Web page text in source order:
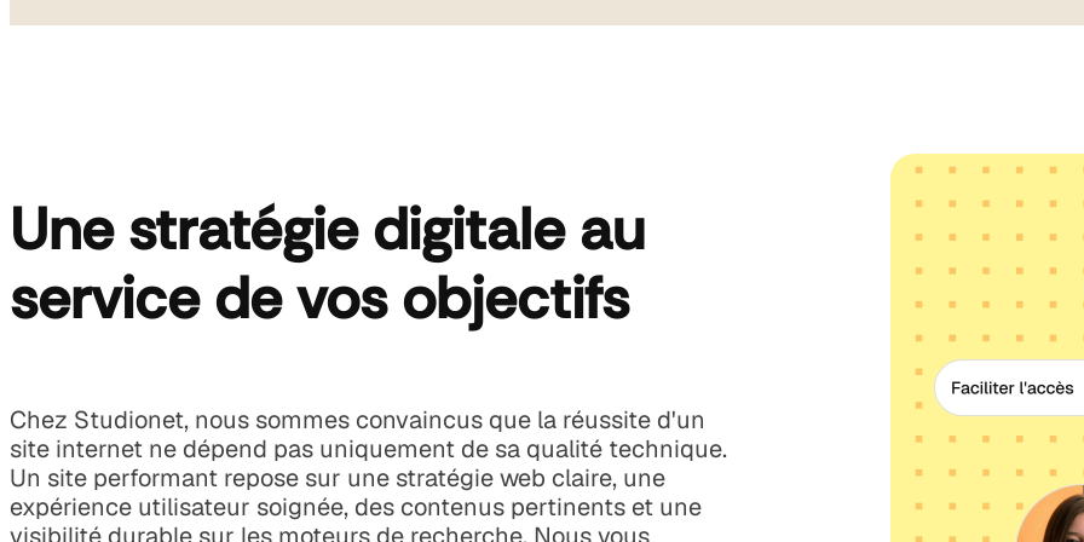
Une stratégie digitale au
service de vos objectifs
Chez Studionet, nous sommes convaincus que la réussite d'un
site internet ne dépend pas uniquement de sa qualité technique.
Un site performant repose sur une stratégie web claire, une
expérience utilisateur soignée, des contenus pertinents et une
visibilité durable sur les moteurs de recherche. Nous vous